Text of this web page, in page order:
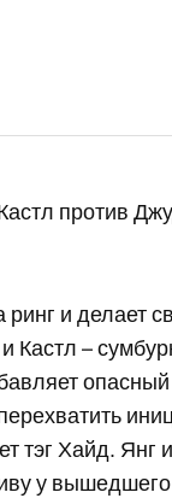
против
ринг и делает
–
тэг Хайд.
у